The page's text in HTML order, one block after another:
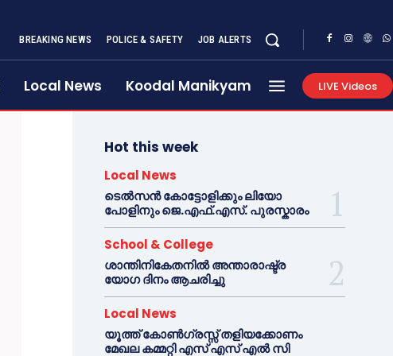
BREAKING NEWS POLICE & SAFETY JOB ALERTS
Local News Koodal Manikyam LIVE Videos
Hot this week
Local News
ടെൽസൻ കോട്ടോളിക്കും ലിയോ
പോളിനും ജെ.എഫ്.എസ്. പുരസ്കാരം
School & College
ശാന്തിനികേതനിൽ അന്താരാഷ്ട്ര
യോഗ ദിനം ആചരിച്ചു
Local News
യൂത്ത് കോൺഗ്രസ്സ് തളിയക്കോണം
മേഖല കമ്മറ്റി എസ് എസ് എൽ സി